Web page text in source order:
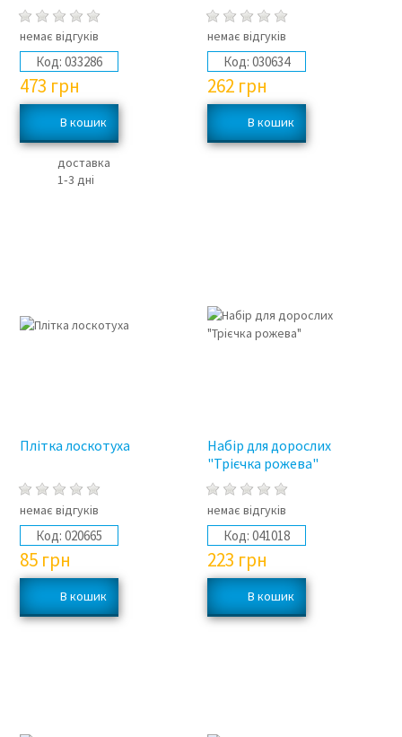
немає відгуків
Код: 033286
473 грн
доставка
1‑3 дні
немає відгуків
Код: 030634
262 грн
Плітка лоскотуха
немає відгуків
Код: 020665
85 грн
Набір для дорослих
"Трієчка рожева"
немає відгуків
Код: 041018
223 грн